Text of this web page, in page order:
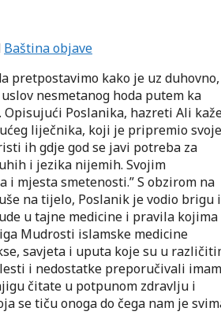
Baština objave
pretpostavimo kako je uz
nesmetanog hoda putem ka
Poslanika, hazreti Ali
liječnika, koji je pripremio svoje
ih gdje god se javi potreba za
i jezika nijemih. Svojim
mjesta smetenosti.” S obzirom na
na tijelo, Poslanik je vodio brigu i
u tajne medicine i pravila kojima
Mudrosti islamske medicine
savjeta i uputa koje su u
i nedostatke preporučivali
čitate u potpunom zdravlju i
se tiču onoga do čega nam je